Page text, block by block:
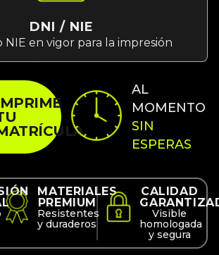
DNI / NIE
NIE en vigor para la impresión
AL
MOMENTO
SIN
ESPERAS
MATERIALES
PREMIUM
Resistentes
y duraderos
CALIDAD
Visible
homologada
y segura